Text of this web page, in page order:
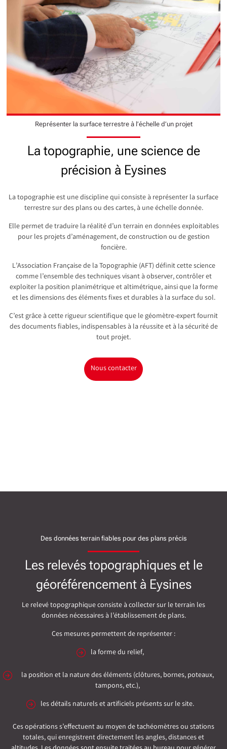
Représenter la surface terrestre à l’échelle d’un projet
La topographie, une science de
précision à Eysines
La topographie est une discipline qui consiste à représenter la surface
terrestre sur des plans ou des cartes, à une échelle donnée.
Elle permet de traduire la réalité d’un terrain en données exploitables
pour les projets d’aménagement, de construction ou de gestion
foncière.
L’Association Française de la Topographie (AFT) définit cette science
comme l’ensemble des techniques visant à observer, contrôler et
exploiter la position planimétrique et altimétrique, ainsi que la forme
et les dimensions des éléments fixes et durables à la surface du sol.
C’est grâce à cette rigueur scientifique que le géomètre-expert fournit
des documents fiables, indispensables à la réussite et à la sécurité de
tout projet.
Nous contacter
Des données terrain fiables pour des plans précis
Les relevés topographiques et le
géoréférencement à Eysines
Le relevé topographique consiste à collecter sur le terrain les
données nécessaires à l’établissement de plans.
Ces mesures permettent de représenter :
la forme du relief,
la position et la nature des éléments (clôtures, bornes, poteaux,
tampons, etc.),
les détails naturels et artificiels présents sur le site.
Ces opérations s’effectuent au moyen de tachéomètres ou stations
totales, qui enregistrent directement les angles, distances et